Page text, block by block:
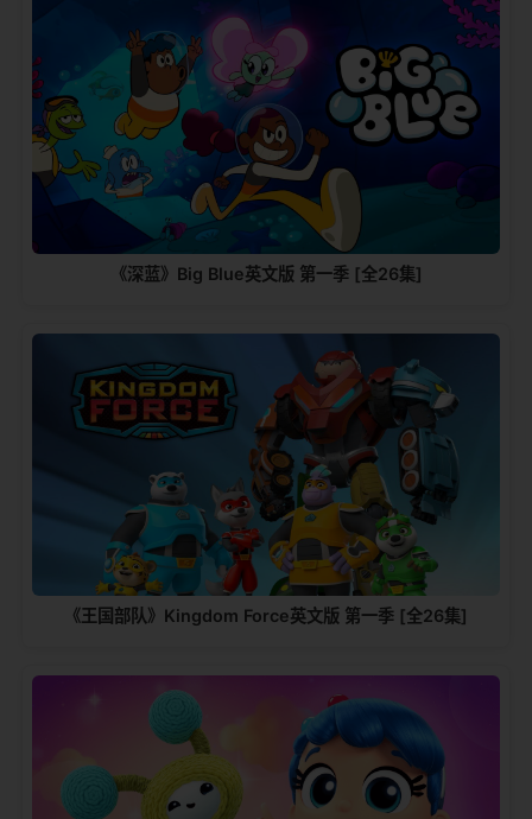
《深蓝》Big Blue英文版 第一季 [全26集]
《王国部队》Kingdom Force英文版 第一季 [全26集]